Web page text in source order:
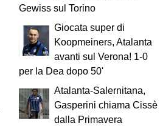
Gewiss sul Torino
Giocata super di
Koopmeiners, Atalanta
avanti sul Verona! 1-0
per la Dea dopo 50'
Atalanta-Salernitana,
Gasperini chiama Cissè
dalla Primavera